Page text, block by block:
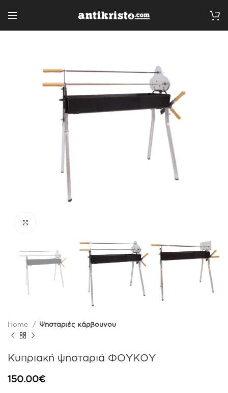
Home Ψησταριές κάρβουνου
Κυπριακή ψησταριά ΦΟΥΚΟΥ
150.00€